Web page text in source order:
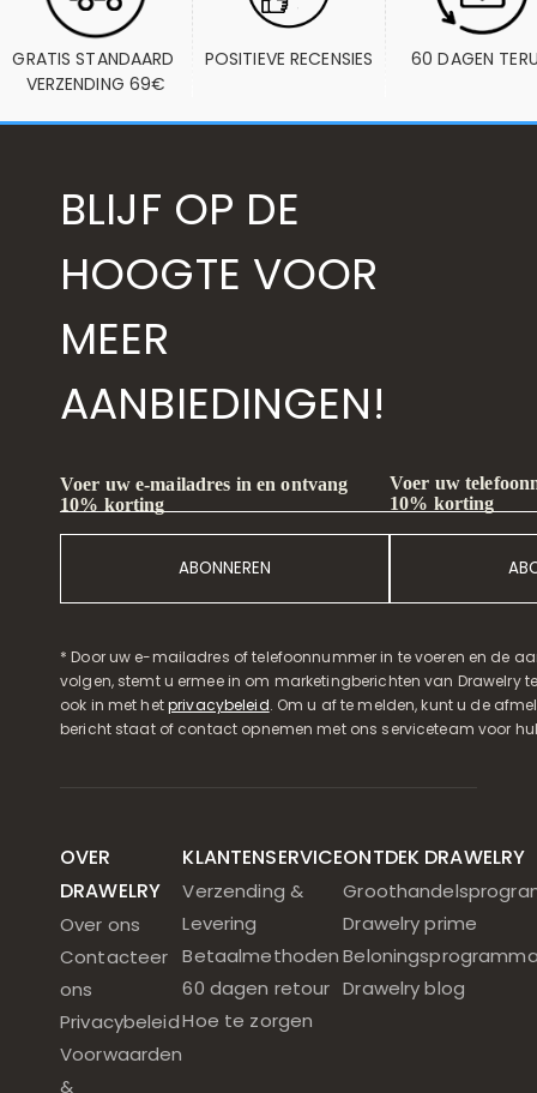
GRATIS STANDAARD
VERZENDING 69€
POSITIEVE RECENSIES 60 DAGEN
BLIJF OP DE
HOOGTE VOOR
MEER
AANBIEDINGEN!
Voer uw e-mailadres in en ontvang
10% korting
ABONNEREN
Voer uw
10% korting
* Door uw e-mailadres of telefoonnummer in te voeren en de
volgen, stemt u ermee in om marketingberichten van Drawelry
ook in met hetprivacybeleid. Om u af te melden, kunt u de
bericht staat of contact opnemen met ons serviceteam voor
OVER
DRAWELRY
Over ons
Contacteer
ons
Privacybeleid
Voorwaarden
&
KLANTENSERVICE
Verzending &
Levering
Betaalmethoden
60 dagen retour
Hoe te zorgen
ONTDEK DRAWELRY
Drawelry prime
Drawelry blog